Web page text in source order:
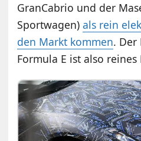
GranCabrio und der
Sportwagen)als rein
den Markt kommen. Der
Formula E ist also